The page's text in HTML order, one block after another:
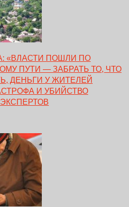
«ВЛАСТИ ПОШЛИ ПО
ПУТИ — ЗАБРАТЬ ТО, ЧТО
ДЕНЬГИ У ЖИТЕЛЕЙ
И УБИЙСТВО